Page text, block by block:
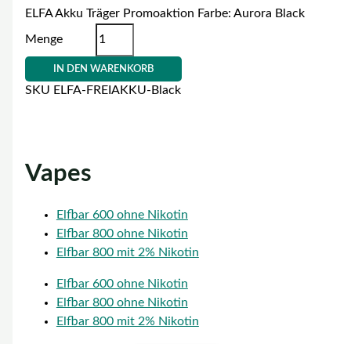
ELFA Akku Träger Promoaktion Farbe: Aurora Black
Menge
IN DEN WARENKORB
SKU ELFA-FREIAKKU-Black
Vapes
Elfbar 600 ohne Nikotin
Elfbar 800 ohne Nikotin
Elfbar 800 mit 2% Nikotin
Elfbar 600 ohne Nikotin
Elfbar 800 ohne Nikotin
Elfbar 800 mit 2% Nikotin